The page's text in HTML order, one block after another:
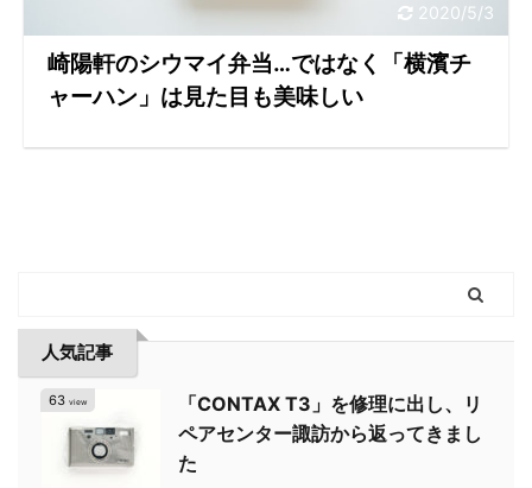
2020/5/3
崎陽軒のシウマイ弁当…ではなく「横濱チ
ャーハン」は見た目も美味しい
人気記事
63 view
「CONTAX T3」を修理に出し、リ
ペアセンター諏訪から返ってきまし
た